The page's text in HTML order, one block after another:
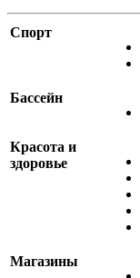
Спорт
Бассейн
Красота и
здоровье
Магазины